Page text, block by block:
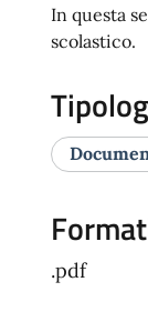
In questa
scolastico.
.pdf